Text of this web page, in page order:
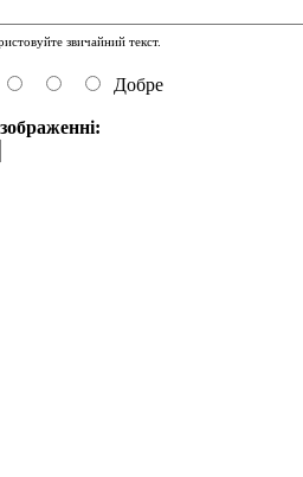
звичайний текст.
Добре